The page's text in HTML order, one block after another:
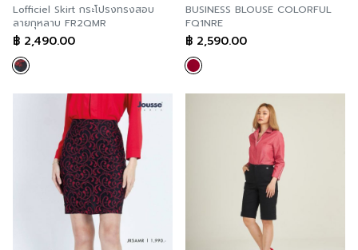
Lofficiel Skirt กระโปรงทรงสอบ
ลายกุหลาบ FR2QMR
฿ 2,490.00
BUSINESS BLOUSE COLORFUL
FQ1NRE
฿ 2,590.00